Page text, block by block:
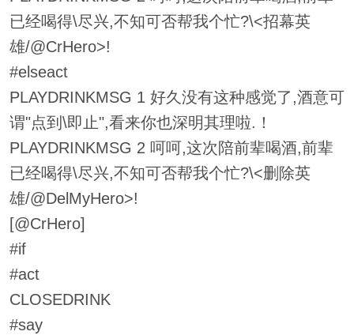
已经喝得\尽兴,不知可否帮我个忙?\<招幕英
雄/@CrHero>!
#elseact
PLAYDRINKMSG 1 好久没有这种感觉了,酒意可
谓"点到\即止",看来你也深明其理啦.！
PLAYDRINKMSG 2 呵呵,这次陪前辈喝酒,前辈
已经喝得\尽兴,不知可否帮我个忙?\<删除英
雄/@DelMyHero>!
[@CrHero]
#if
#act
CLOSEDRINK
#say